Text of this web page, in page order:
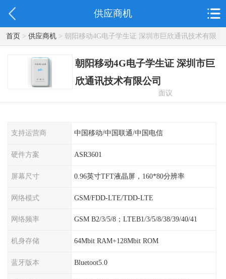
供应商机
首页> 供应商机> 朝阳移动4G电子学生证 深圳市巨欣通讯技术有限
公司
朝阳移动4G电子学生证 深圳市巨
欣通讯技术有限公司
面议
支持运营商 中国移动/中国联通/中国电信
硬件方案 ASR3601
屏幕尺寸 0.96英寸TFT液晶屏，160*80分辨率
网络模式 GSM/FDD-LTE/TDD-LTE
网络频率 GSM B2/3/5/8；LTEB1/3/5/8/38/39/40/41
机身存储 64Mbit RAM+128Mbit ROM
蓝牙版本 Bluetoot5.0